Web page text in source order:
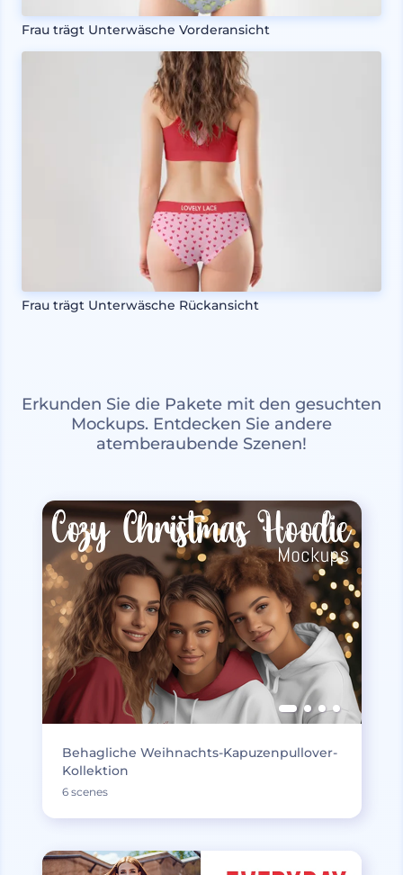
Frau trägt Unterwäsche Vorderansicht
Frau trägt Unterwäsche Rückansicht
Erkunden Sie die Pakete mit den gesuchten
Mockups. Entdecken Sie andere
atemberaubende Szenen!
Behagliche Weihnachts-Kapuzenpullover-
Kollektion
6 scenes